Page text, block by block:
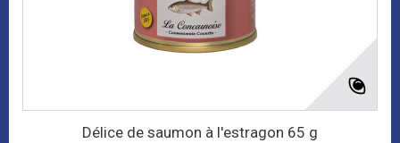
Délice de saumon à l'estragon 65 g